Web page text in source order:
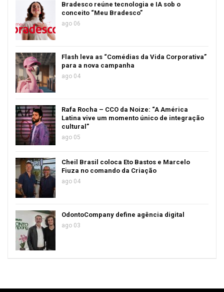
Bradesco reúne tecnologia e IA sob o
conceito “Meu Bradesco”
ago 06
Flash leva as “Comédias da Vida Corporativa”
para a nova campanha
ago 04
Rafa Rocha – CCO da Noize: “A América
Latina vive um momento único de integração
cultural”
ago 05
Cheil Brasil coloca Eto Bastos e Marcelo
Fiuza no comando da Criação
ago 04
OdontoCompany define agência digital
ago 03